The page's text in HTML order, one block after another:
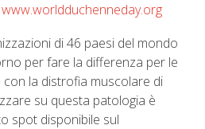
www.worldduchenneday.org
di 46 paesi del mondo
per fare la differenza per le
la distrofia muscolare di
su questa patologia è
spot disponibile sul